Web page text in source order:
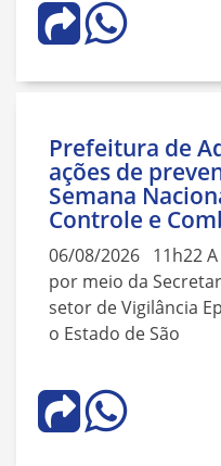
Prefeitura de
ações de
Semana
Controle e
06/08/2026 11h22
por meio da
setor de Vigilância
o Estado de São